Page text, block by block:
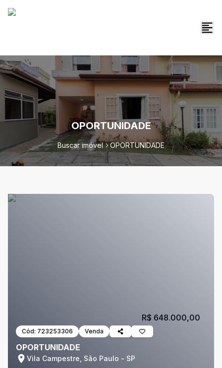
OPORTUNIDADE
Buscar imóvel OPORTUNIDADE
Cód: 723253306 Venda
OPORTUNIDADE
Vila Campestre, São Paulo - SP
R$ 648.000,00